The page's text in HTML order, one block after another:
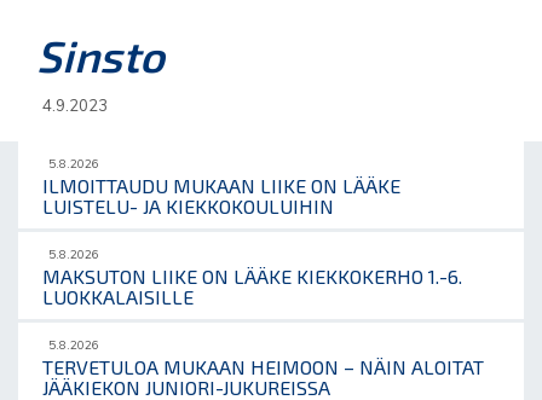
Sinsto
4.9.2023
5.8.2026
ILMOITTAUDU MUKAAN LIIKE ON LÄÄKE
LUISTELU- JA KIEKKOKOULUIHIN
5.8.2026
MAKSUTON LIIKE ON LÄÄKE KIEKKOKERHO 1.-6.
LUOKKALAISILLE
5.8.2026
TERVETULOA MUKAAN HEIMOON – NÄIN ALOITAT
JÄÄKIEKON JUNIORI-JUKUREISSA